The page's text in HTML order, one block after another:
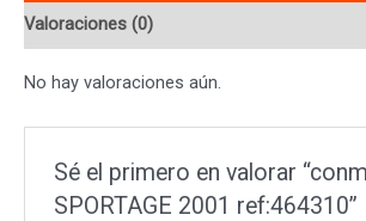
Valoraciones (0)
No hay valoraciones aún.
Sé el primero en valorar
SPORTAGE 2001 ref:464310”